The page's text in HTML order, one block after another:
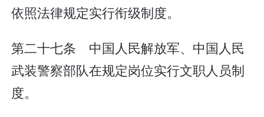
依照法律规定实行衔级制度。
第二十七条 中国人民解放军、中国人民
武装警察部队在规定岗位实行文职人员制
度。